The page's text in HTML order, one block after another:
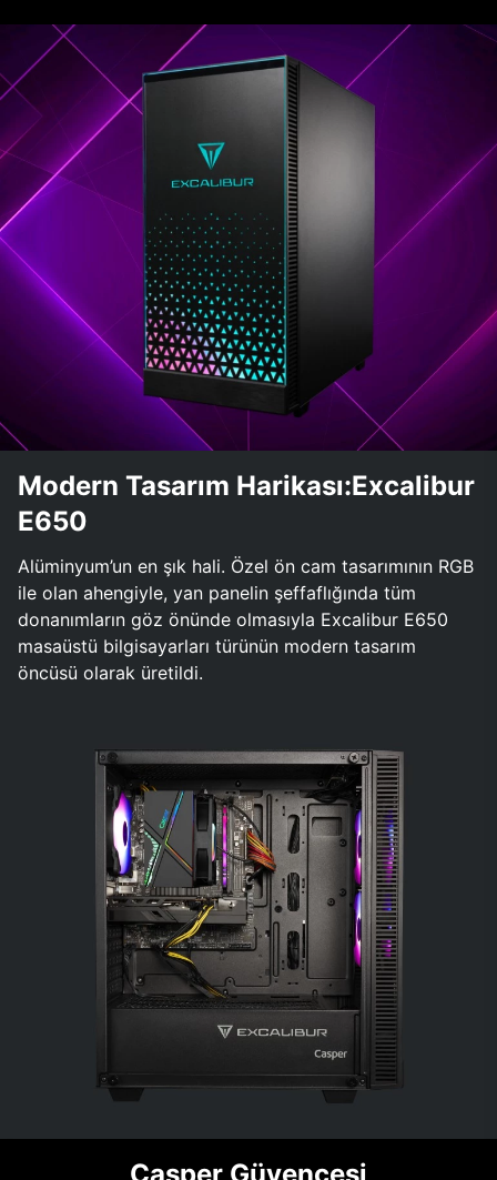
Modern Tasarım Harikası:Excalibur
E650
Alüminyum’un en şık hali. Özel ön cam tasarımının RGB
ile olan ahengiyle, yan panelin şeffaflığında tüm
donanımların göz önünde olmasıyla Excalibur E650
masaüstü bilgisayarları türünün modern tasarım
öncüsü olarak üretildi.